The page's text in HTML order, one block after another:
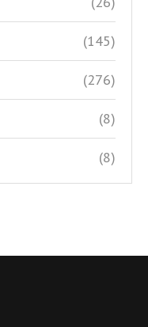
(145)
(276)
(8)
(8)